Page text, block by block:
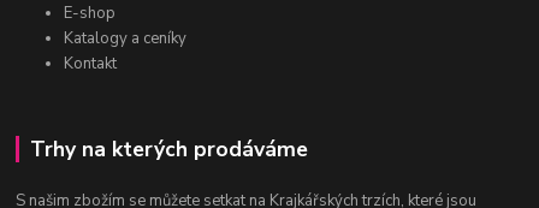
E-shop
Katalogy a ceníky
Kontakt
Trhy na kterých prodáváme
S našim zbožím se můžete setkat na Krajkářských trzích, které jsou